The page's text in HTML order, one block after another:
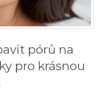
pórů na
pro krásnou